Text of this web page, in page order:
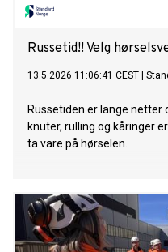
Russetid!! Velg
13.5.2026 11:06:41 CEST
Russetiden er lange netter
knuter, rulling og kåringer
ta vare på hørselen.